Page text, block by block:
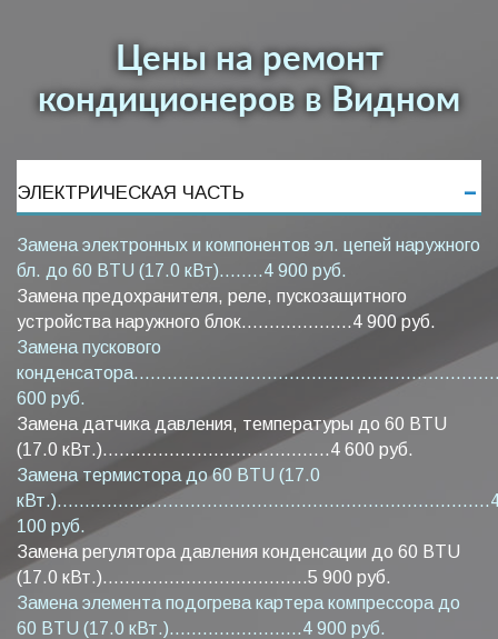
Цены на ремонт
кондиционеров в Видном
ЭЛЕКТРИЧЕСКАЯ ЧАСТЬ
Замена электронных и компонентов эл. цепей наружного
бл. до 60 BTU (17.0 кВт)........4 900 руб.
Замена предохранителя, реле, пускозащитного
устройства наружного блок....................4 900 руб.
Замена пускового
600 руб.
Замена датчика давления, температуры до 60 BTU
(17.0 кВт.).........................................4 600 руб.
Замена термистора до 60 BTU (17.0
100 руб.
Замена регулятора давления конденсации до 60 BTU
(17.0 кВт.).....................................5 900 руб.
Замена элемента подогрева картера компрессора до
60 BTU (17.0 кВт.)........................4 900 руб.